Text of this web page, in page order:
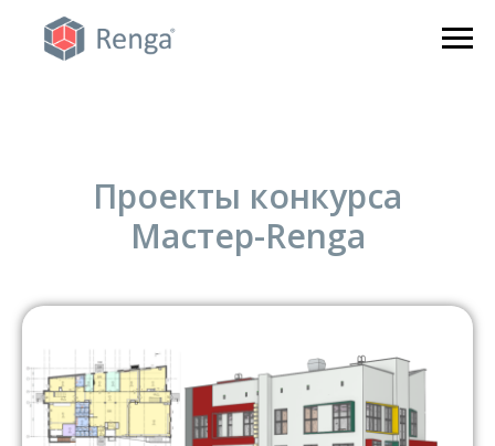
Проекты конкурса
Мастер-Renga